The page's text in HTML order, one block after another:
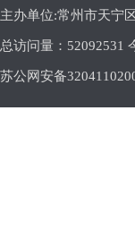
主办单位:常州市天宁
总访问量： 52092531
苏公网安备